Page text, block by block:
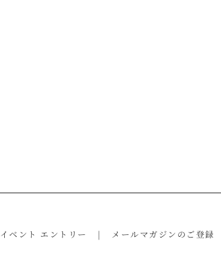
イベント エントリー メールマガジンのご登録